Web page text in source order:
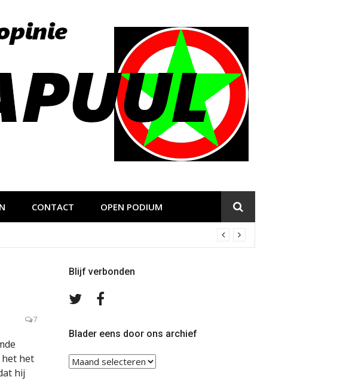
CONTACT OPEN PODIUM
7
het het
hij
Blijf verbonden
Volg
TwitterFacebook
Blader eens door ons archief
Blader
eens